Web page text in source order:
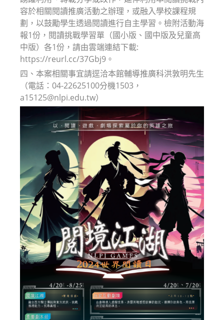
容於相關閱讀推廣活動之辦理，或融入學校課程規
劃，以鼓勵學生透過閱讀進行自主學習。檢附活動海
報1份，閱讀挑戰學習單（國小版、國中版及兒童高
中版）各1份，請由雲端連結下載:
https://reurl.cc/37Gbj9。
四、本案相關事宜請逕洽本館輔導推廣科洪敦明先生
（電話：04-22625100分機1503，
a15125@nlpi.edu.tw）